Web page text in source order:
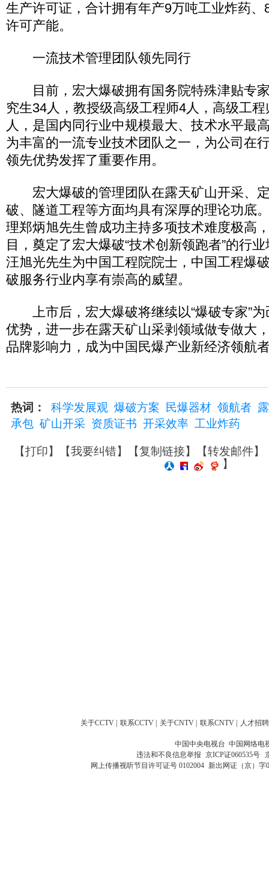
生产许可证，合计拥有年产9万吨工业炸药
许可产能。
一流技术管理团队领先同行
目前，宏大爆破拥有国务院特殊津贴专
究生34人，教授级高级工程师4人，高级工
人，是国内同行业中规模最大、技术水平最
为丰富的一流专业技术团队之一，为公司在
领先优势发挥了重要作用。
宏大爆破的管理团队在露天矿山开采、
破、隧道工程等方面均具有深厚的理论功底
理郑炳旭先生曾成功主持多项技术难度极高
目，奠定了宏大爆破“技术创新领跑者”的行
汪旭光先生为中国工程院院士，中国工程爆
破服务行业内享有崇高的威望。
上市后，宏大爆破将继续以“爆破专家”为
优势，进一步在露天矿山采剥领域做专做大
品牌影响力，成为中国民爆产业新经济领航
热词： 科学发展观 爆破方案 民爆器材 领航者
承包 矿山开采 资质证书 开采效率 工业炸药
【打印】【我要纠错】【复制链接】【转发邮件】
】
关于CCTV 联系CCTV 关于CNTV 联系CNTV 人才招聘
中国中央电视台 中国网络电
违法和不良信息举报 京ICP证060535号
网上传播视听节目许可证号 0102004 新出网证（京）